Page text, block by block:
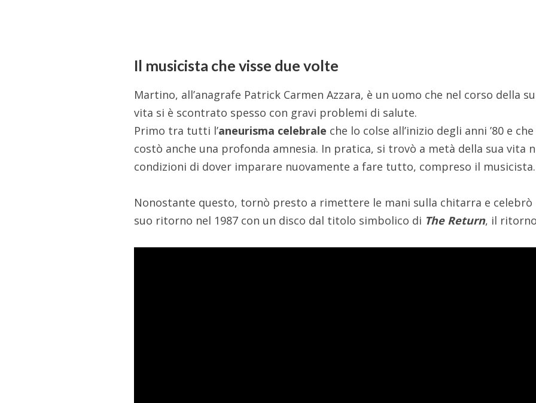
Il musicista che visse due volte
Martino, all’anagrafe Patrick Carmen Azzara, è un uomo che nel corso della
vita si è scontrato spesso con gravi problemi di salute.
Primo tra tutti l’aneurisma celebrale che lo colse all’inizio degli anni ’80 e
costò anche una profonda amnesia. In pratica, si trovò a metà della sua vita
condizioni di dover imparare nuovamente a fare tutto, compreso il musicista.
Nonostante questo, tornò presto a rimettere le mani sulla chitarra e celebrò
suo ritorno nel 1987 con un disco dal titolo simbolico di The Return, il